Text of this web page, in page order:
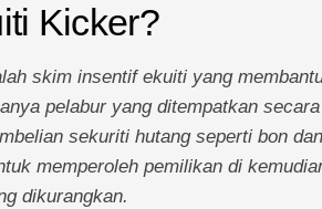
Kicker?
skim insentif ekuiti yang
pelabur yang ditempatkan
sekuriti hutang seperti bon
memperoleh pemilikan di
dikurangkan.